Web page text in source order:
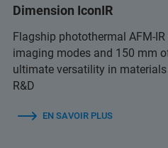
Dimension IconIR
Flagship photothermal AFM-
imaging modes and 150 mm
ultimate versatility in
R&D
EN SAVOIR PLUS